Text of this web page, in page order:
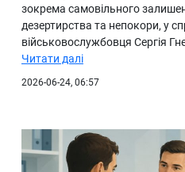
зокрема самовільного
дезертирства та непокори, у
військовослужбовця Сергія
Читати далі
2026-06-24, 06:57